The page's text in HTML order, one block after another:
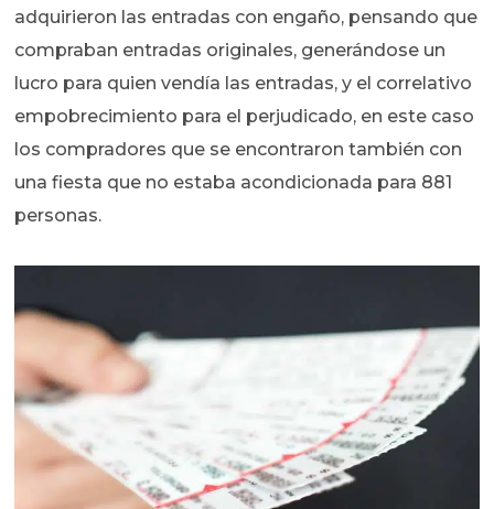
adquirieron las entradas con engaño, pensando que
compraban entradas originales, generándose un
lucro para quien vendía las entradas, y el correlativo
empobrecimiento para el perjudicado, en este caso
los compradores que se encontraron también con
una fiesta que no estaba acondicionada para 881
personas.